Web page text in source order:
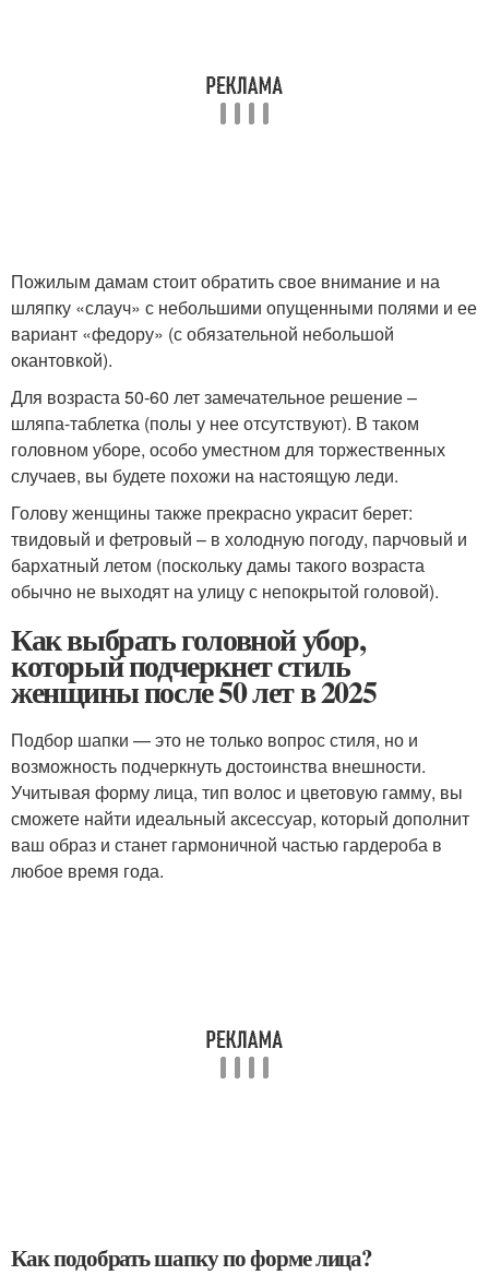
Пожилым дамам стоит обратить свое внимание и на
шляпку «слауч» с небольшими опущенными полями и ее
вариант «федору» (с обязательной небольшой
окантовкой).
Для возраста 50-60 лет замечательное решение –
шляпа-таблетка (полы у нее отсутствуют). В таком
головном уборе, особо уместном для торжественных
случаев, вы будете похожи на настоящую леди.
Голову женщины также прекрасно украсит берет:
твидовый и фетровый – в холодную погоду, парчовый и
бархатный летом (поскольку дамы такого возраста
обычно не выходят на улицу с непокрытой головой).
Как выбрать головной убор,
который подчеркнет стиль
женщины после 50 лет в 2025
Подбор шапки — это не только вопрос стиля, но и
возможность подчеркнуть достоинства внешности.
Учитывая форму лица, тип волос и цветовую гамму, вы
сможете найти идеальный аксессуар, который дополнит
ваш образ и станет гармоничной частью гардероба в
любое время года.
Как подобрать шапку по форме лица?